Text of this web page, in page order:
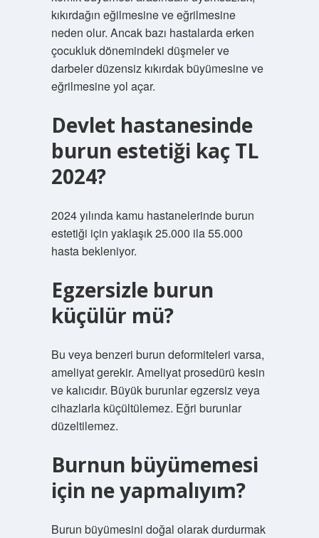
kıkırdağın eğilmesine ve eğrilmesine
neden olur. Ancak bazı hastalarda erken
çocukluk dönemindeki düşmeler ve
darbeler düzensiz kıkırdak büyümesine ve
eğrilmesine yol açar.
Devlet hastanesinde
burun estetiği kaç TL
2024?
2024 yılında kamu hastanelerinde burun
estetiği için yaklaşık 25.000 ila 55.000
hasta bekleniyor.
Egzersizle burun
küçülür mü?
Bu veya benzeri burun deformiteleri varsa,
ameliyat gerekir. Ameliyat prosedürü kesin
ve kalıcıdır. Büyük burunlar egzersiz veya
cihazlarla küçültülemez. Eğri burunlar
düzeltilemez.
Burnun büyümemesi
için ne yapmalıyım?
Burun büyümesini doğal olarak durdurmak